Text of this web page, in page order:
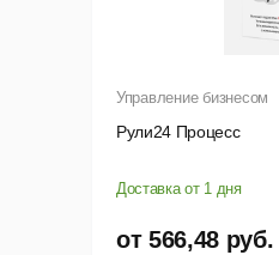
Управление бизнесом
Рули24 Процесс
Доставка от 1 дня
от 566,48 руб.